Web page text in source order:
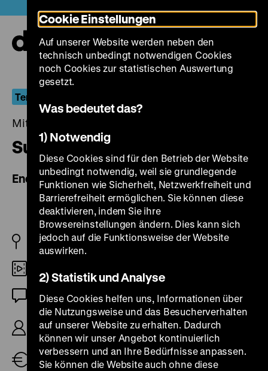
zum
Seiteninhalt
springen
Terror und Transgression im Niemandsland
Mittwoch, 01. September 2021, 20.30 Uhr
Sukebe tenkomori
End of the World
JP 1995
OmU
R/B: Takahisa Zeze, B: Masato Nakao, D: Mai
Kawana, Yôta Kawase, Yukiko Izumi, 63’
Tickets
Cookie Einstellungen
Auf unserer Website werden neben den
technisch unbedingt notwendigen Cookies
noch Cookies zur statistischen Auswertung
gesetzt.
Was bedeutet das?
1) Notwendig
Diese Cookies sind für den Betrieb der Website
unbedingt notwendig, weil sie grundlegende
Funktionen wie Sicherheit, Netzwerkfreiheit und
Barrierefreiheit ermöglichen. Sie können diese
deaktivieren, indem Sie ihre
Browsereinstellungen ändern. Dies kann sich
jedoch auf die Funktionsweise der Website
auswirken.
2) Statistik und Analyse
Diese Cookies helfen uns, Informationen über
die Nutzungsweise und das Besucherverhalten
auf unserer Website zu erhalten. Dadurch
können wir unser Angebot kontinuierlich
verbessern und an Ihre Bedürfnisse anpassen.
Sie können die Website auch ohne diese